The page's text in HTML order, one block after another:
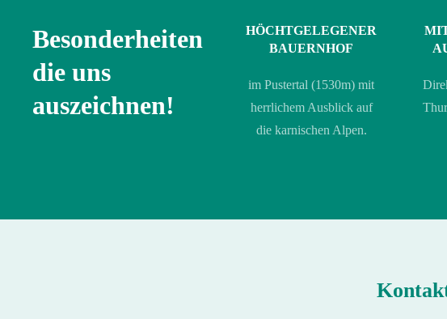
Besonderheiten
die uns
auszeichnen!
HÖCHTGELEGENER
BAUERNHOF
im Pustertal (1530m) mit
herrlichem Ausblick auf
die karnischen Alpen.